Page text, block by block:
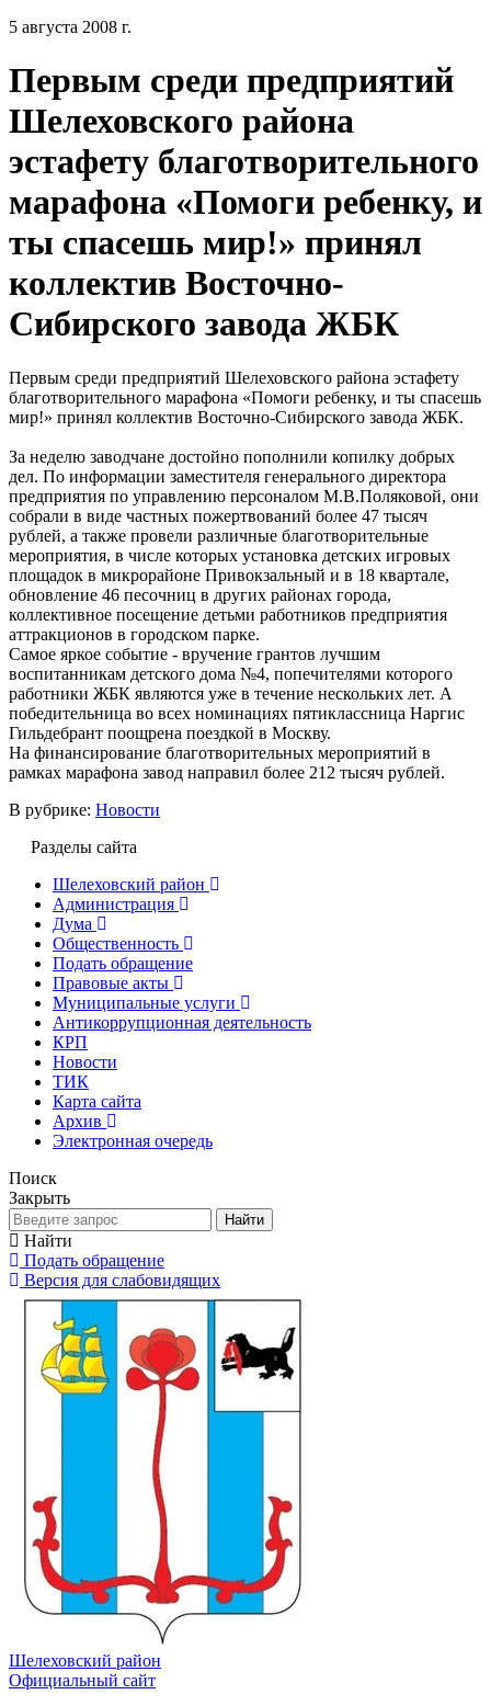
5 августа 2008 г.
Первым среди предприятий
Шелеховского района
эстафету благотворительного
марафона «Помоги ребенку, и
ты спасешь мир!» принял
коллектив Восточно-
Сибирского завода ЖБК
Первым среди предприятий Шелеховского района эстафету
благотворительного марафона «Помоги ребенку, и ты спасешь
мир!» принял коллектив Восточно-Сибирского завода ЖБК.
За неделю заводчане достойно пополнили копилку добрых
дел. По информации заместителя генерального директора
предприятия по управлению персоналом М.В.Поляковой, они
собрали в виде частных пожертвований более 47 тысяч
рублей, а также провели различные благотворительные
мероприятия, в числе которых установка детских игровых
площадок в микрорайоне Привокзальный и в 18 квартале,
обновление 46 песочниц в других районах города,
коллективное посещение детьми работников предприятия
аттракционов в городском парке.
Самое яркое событие - вручение грантов лучшим
воспитанникам детского дома №4, попечителями которого
работники ЖБК являются уже в течение нескольких лет. А
победительница во всех номинациях пятиклассница Наргис
Гильдебрант поощрена поездкой в Москву.
На финансирование благотворительных мероприятий в
рамках марафона завод направил более 212 тысяч рублей.
В рубрике: Новости
Разделы сайта
Шелеховский район
Администрация
Дума
Общественность
Подать обращение
Правовые акты
Муниципальные услуги
Антикоррупционная деятельность
КРП
Новости
ТИК
Карта сайта
Архив
Электронная очередь
Поиск
Закрыть
Найти
Найти
Подать обращение
Версия для слабовидящих
Шелеховский район
Официальный сайт